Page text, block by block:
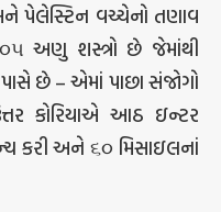
પેલેસ્ટિન વચ્ચેનો તણાવ
અણુ શસ્ત્રો છે જેમાંથી
છે – એમાં પાછા સંજોગો
કોરિયાએ આઠ ઇન્ટર
કરી અને ૬૦ મિસાઇલનાં